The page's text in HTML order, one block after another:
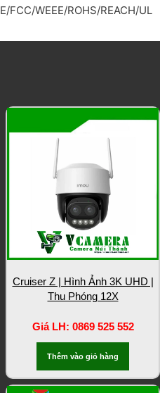
FCC/WEEE/ROHS/REACH/UL
Cruiser Z | Hình Ảnh 3K UHD |
Thu Phóng 12X
Giá LH: 0869 525 552
Thêm vào giỏ hàng